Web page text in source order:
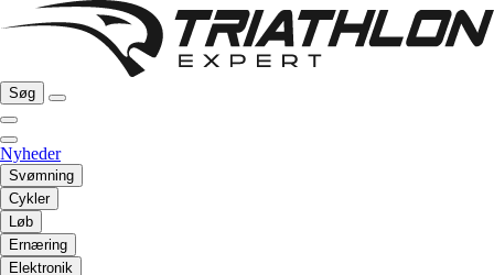
Søg
Nyheder
Svømning
Cykler
Løb
Ernæring
Elektronik